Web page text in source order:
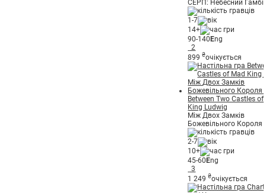
СЕРП: Небесний
1-7
14+
90-140Eng
2
899₴очікується
Between Two Castles of
King Ludwig
Між Двох Замків
Божевільного Короля
2-7
10+
45-60Eng
3
1 249₴очікується